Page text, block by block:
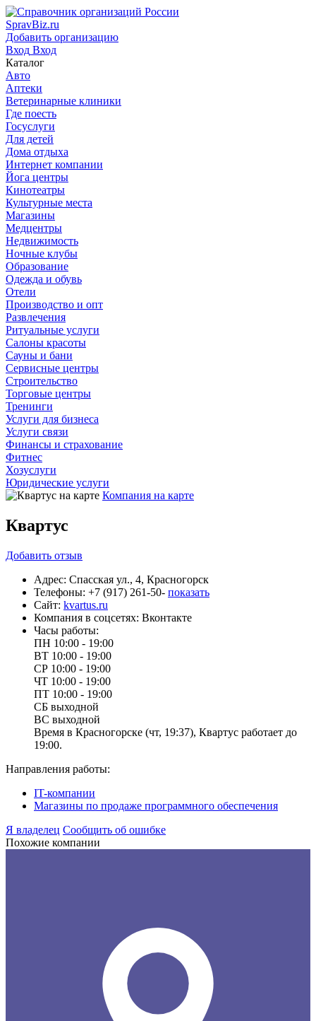
SpravBiz.ru
Добавить организацию
Вход Вход
Каталог
Авто
Аптеки
Ветеринарные клиники
Где поесть
Госуслуги
Для детей
Дома отдыха
Интернет компании
Йога центры
Кинотеатры
Культурные места
Магазины
Медцентры
Недвижимость
Ночные клубы
Образование
Одежда и обувь
Отели
Производство и опт
Развлечения
Ритуальные услуги
Салоны красоты
Сауны и бани
Сервисные центры
Строительство
Торговые центры
Тренинги
Услуги для бизнеса
Услуги связи
Финансы и страхование
Фитнес
Хозуслуги
Юридические услуги
Компания на карте
Квартус
Добавить отзыв
Адрес: Спасская ул., 4, Красногорск
Телефоны: +7 (917) 261-50- показать
Сайт: kvartus.ru
Компания в соцсетях: Вконтакте
Часы работы:
ПН 10:00 - 19:00
ВТ 10:00 - 19:00
СР 10:00 - 19:00
ЧТ 10:00 - 19:00
ПТ 10:00 - 19:00
СБ выходной
ВС выходной
Время в Красногорске (чт, 19:37), Квартус работает до
19:00.
Направления работы:
IT-компании
Магазины по продаже программного обеспечения
Я владелец Сообщить об ошибке
Похожие компании